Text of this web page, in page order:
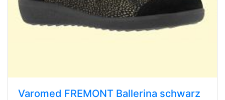
Varomed FREMONT Ballerina schwarz